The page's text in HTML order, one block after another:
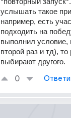
услышать такое
например, есть
подходить на
выполнил условие,
второй раз и тд), то
выбирают другого.
0